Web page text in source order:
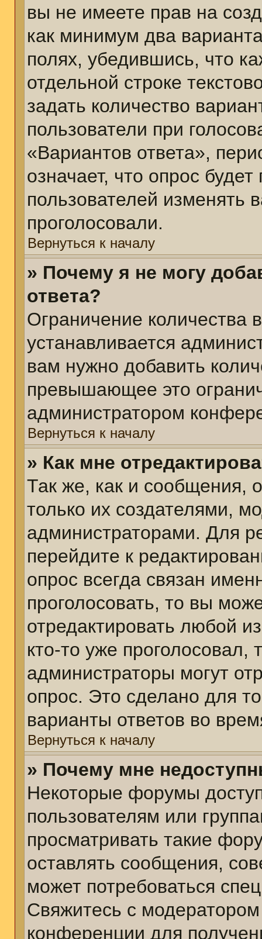
вы не имеете прав на
как минимум два
полях, убедившись, что
отдельной строке
задать количество
пользователи при
«Вариантов ответа»,
означает, что опрос
пользователей изменять
проголосовали.
Вернуться к началу
» Почему я не могу
ответа?
Ограничение количества
устанавливается
вам нужно добавить
превышающее это
администратором
Вернуться к началу
» Как мне
Так же, как и сообщения,
только их создателями,
администраторами. Для
перейдите к
опрос всегда связан
проголосовать, то вы
отредактировать любой
кто-то уже
администраторы могут
опрос. Это сделано для
варианты ответов во
Вернуться к началу
» Почему мне
Некоторые форумы
пользователям или
просматривать такие
оставлять сообщения,
может потребоваться
Свяжитесь с
конференции для